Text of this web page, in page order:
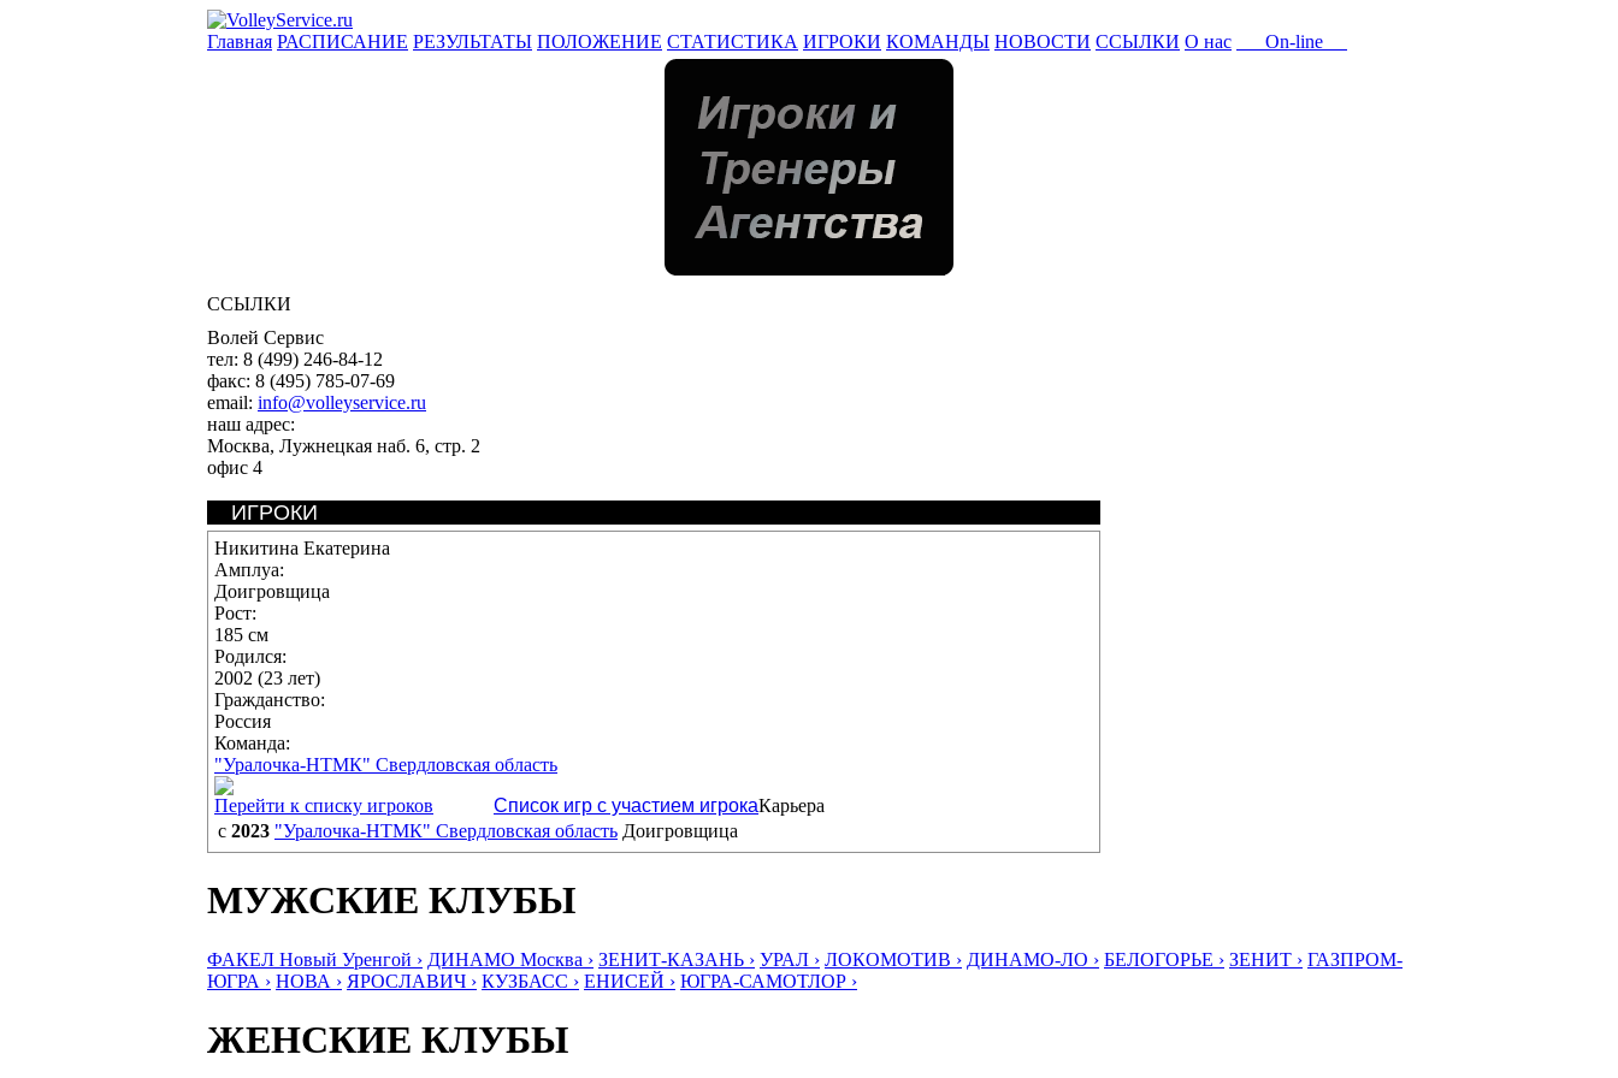
Главная РАСПИСАНИЕ РЕЗУЛЬТАТЫ ПОЛОЖЕНИЕ СТАТИСТИКА ИГРОКИ КОМАНДЫ НОВОСТИ ССЫЛКИ О нас On-line
ССЫЛКИ
Волей Сервис
тел: 8 (499) 246-84-12
факс: 8 (495) 785-07-69
email: info@volleyservice.ru
наш адрес:
Москва, Лужнецкая наб. 6, стр. 2
офис 4
ИГРОКИ
Никитина Екатерина
Амплуа:
Доигровщица
Рост:
185 см
Родился:
2002 (23 лет)
Гражданство:
Россия
Команда:
"Уралочка-НТМК" Свердловская область
Перейти к списку игроков
Список игр с участием игрокаКарьера
с 2023 "Уралочка-НТМК" Свердловская область Доигровщица
МУЖСКИЕ КЛУБЫ
ФАКЕЛ Новый Уренгой › ДИНАМО Москва › ЗЕНИТ-КАЗАНЬ › УРАЛ › ЛОКОМОТИВ › ДИНАМО-ЛО › БЕЛОГОРЬЕ › ЗЕНИТ › ГАЗПРОМ-
ЮГРА › НОВА › ЯРОСЛАВИЧ › КУЗБАСС › ЕНИСЕЙ › ЮГРА-САМОТЛОР ›
ЖЕНСКИЕ КЛУБЫ